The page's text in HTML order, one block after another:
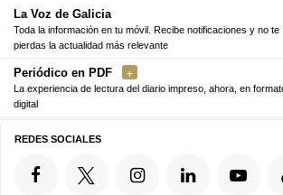
La Voz de Galicia
Toda la información en tu móvil. Recibe notificaciones y no te
pierdas la actualidad más relevante
Periódico en PDF
La experiencia de lectura del diario impreso, ahora, en
digital
REDES SOCIALES